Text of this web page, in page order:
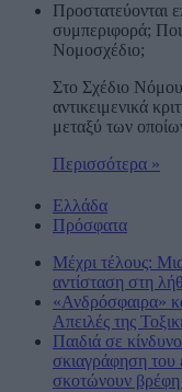
Προστατεύονται
συμπεριφορά;
Νομοσχέδιο;
Στο Σχέδιο Νόμου
αντικειμενικά
μεταξύ των
Περισσότερα »
Ελλάδα
Πρόσφατα
Μέχρι τέλους:
αντίσταση στη
«Ανδρόσφαιρα»
Απειλές της
Παιδιά σε
σκιαγράφηση του
σκοτώνουν βρέφη